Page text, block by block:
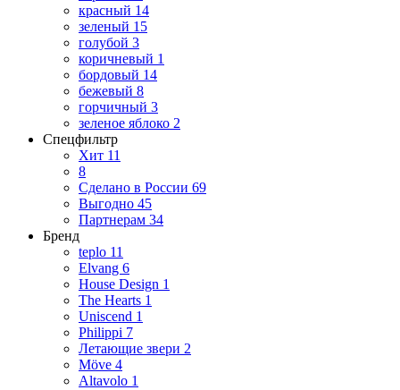
красный 14
зеленый 15
голубой 3
коричневый 1
бордовый 14
бежевый 8
горчичный 3
зеленое яблоко 2
Спецфильтр
Хит 11
8
Сделано в России 69
Выгодно 45
Партнерам 34
Бренд
teplo 11
Elvang 6
House Design 1
The Hearts 1
Uniscend 1
Philippi 7
Летающие звери 2
Möve 4
Altavolo 1